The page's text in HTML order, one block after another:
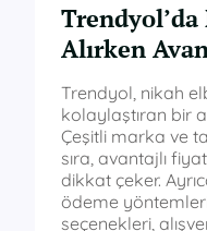
Alırken
Trendyol, nikah
kolaylaştıran bir
Çeşitli marka ve
sıra, avantajlı
dikkat çeker.
ödeme yöntemleri
seçenekleri,